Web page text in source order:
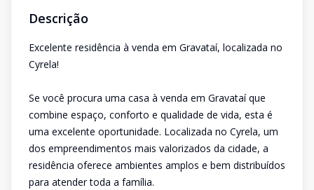
Descrição
Excelente residência à venda em Gravataí, localizada no
Cyrela!
Se você procura uma casa à venda em Gravataí que
combine espaço, conforto e qualidade de vida, esta é
uma excelente oportunidade. Localizada no Cyrela, um
dos empreendimentos mais valorizados da cidade, a
residência oferece ambientes amplos e bem distribuídos
para atender toda a família.